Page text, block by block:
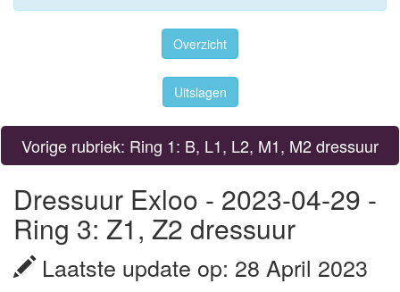
Overzicht
Uitslagen
Vorige rubriek: Ring 1: B, L1, L2, M1, M2 dressuur
Dressuur Exloo - 2023-04-29 -
Ring 3: Z1, Z2 dressuur
Laatste update op: 28 April 2023